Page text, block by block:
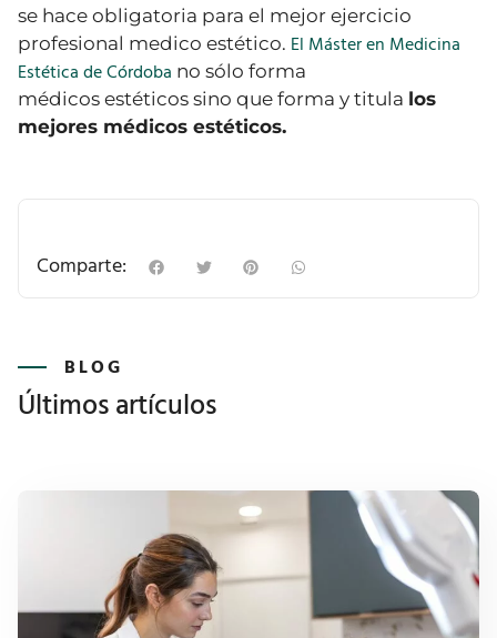
se hace obligatoria para el mejor ejercicio
profesional medico estético. El Máster en Medicina
Estética de Córdoba no sólo forma
médicos estéticos sino que forma y titula los
mejores médicos estéticos.
Comparte:
BLOG
Últimos artículos